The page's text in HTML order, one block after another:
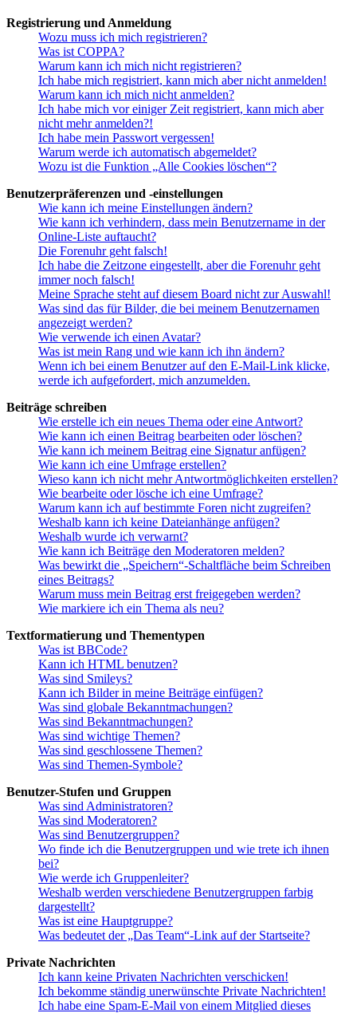
Registrierung und Anmeldung
Wozu muss ich mich registrieren?
Was ist COPPA?
Warum kann ich mich nicht registrieren?
Ich habe mich registriert, kann mich aber nicht anmelden!
Warum kann ich mich nicht anmelden?
Ich habe mich vor einiger Zeit registriert, kann mich aber
nicht mehr anmelden?!
Ich habe mein Passwort vergessen!
Warum werde ich automatisch abgemeldet?
Wozu ist die Funktion „Alle Cookies löschen“?
Benutzerpräferenzen und -einstellungen
Wie kann ich meine Einstellungen ändern?
Wie kann ich verhindern, dass mein Benutzername in der
Online-Liste auftaucht?
Die Forenuhr geht falsch!
Ich habe die Zeitzone eingestellt, aber die Forenuhr geht
immer noch falsch!
Meine Sprache steht auf diesem Board nicht zur Auswahl!
Was sind das für Bilder, die bei meinem Benutzernamen
angezeigt werden?
Wie verwende ich einen Avatar?
Was ist mein Rang und wie kann ich ihn ändern?
Wenn ich bei einem Benutzer auf den E-Mail-Link klicke,
werde ich aufgefordert, mich anzumelden.
Beiträge schreiben
Wie erstelle ich ein neues Thema oder eine Antwort?
Wie kann ich einen Beitrag bearbeiten oder löschen?
Wie kann ich meinem Beitrag eine Signatur anfügen?
Wie kann ich eine Umfrage erstellen?
Wieso kann ich nicht mehr Antwortmöglichkeiten erstellen?
Wie bearbeite oder lösche ich eine Umfrage?
Warum kann ich auf bestimmte Foren nicht zugreifen?
Weshalb kann ich keine Dateianhänge anfügen?
Weshalb wurde ich verwarnt?
Wie kann ich Beiträge den Moderatoren melden?
Was bewirkt die „Speichern“-Schaltfläche beim Schreiben
eines Beitrags?
Warum muss mein Beitrag erst freigegeben werden?
Wie markiere ich ein Thema als neu?
Textformatierung und Thementypen
Was ist BBCode?
Kann ich HTML benutzen?
Was sind Smileys?
Kann ich Bilder in meine Beiträge einfügen?
Was sind globale Bekanntmachungen?
Was sind Bekanntmachungen?
Was sind wichtige Themen?
Was sind geschlossene Themen?
Was sind Themen-Symbole?
Benutzer-Stufen und Gruppen
Was sind Administratoren?
Was sind Moderatoren?
Was sind Benutzergruppen?
Wo finde ich die Benutzergruppen und wie trete ich ihnen
bei?
Wie werde ich Gruppenleiter?
Weshalb werden verschiedene Benutzergruppen farbig
dargestellt?
Was ist eine Hauptgruppe?
Was bedeutet der „Das Team“-Link auf der Startseite?
Private Nachrichten
Ich kann keine Privaten Nachrichten verschicken!
Ich bekomme ständig unerwünschte Private Nachrichten!
Ich habe eine Spam-E-Mail von einem Mitglied dieses